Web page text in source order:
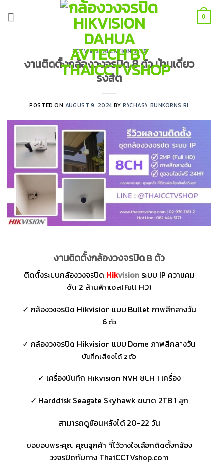
0
CCTV INSTALLATION SITE
งานติดตั้งกล้องวงจรปิด 8 ตัว บ้านเดี่ยว
รังสิต
POSTED ON AUGUST 9, 2024 BYRACHASA BUNKORNSIRI
งานติดตั้งกล้องวงจรปิด 8 ตัว
ติดตั้งระบบกล้องวงจรปิด Hikvisionระบบ IP ความคม
ชัด 2 ล้านพิกเซล(Full HD)
✓ กล้องวงจรปิด Hikvision แบบ Bullet ภาพสีกลางวัน
6 ตัว
✓ กล้องวงจรปิด Hikvision แบบ Dome ภาพสีกลางวัน
บันทึกเสียงได้ 2 ตัว
✓ เครื่องบันทึก Hikvision NVR 8CH 1 เครื่อง
✓ Harddisk Seagate Skyhawk ขนาด 2TB 1 ลูก
สามารถดูย้อนหลังได้ 20-22 วัน
ขอขอบพระคุณ คุณลูกค้า ที่ไว้วางใจเลือกติดตั้งกล้อง
วงจรปิดกับทาง ThaiCCTVshop.com